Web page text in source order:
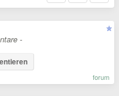
-
forum